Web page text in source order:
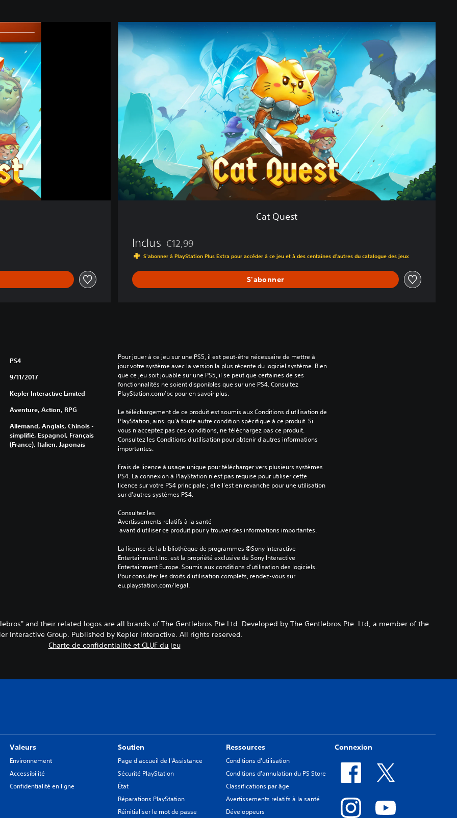
C
a
t
Cat Quest
Inclus Remise par rapport au prix d'origine de €12,99
€12,99
S'abonner à PlayStation Plus Extra pour accéder à ce jeu et à des centaines d'autres du catalogue des jeux
S'abonner
PS4
9/11/2017
Kepler Interactive Limited
Aventure, Action, RPG
Allemand, Anglais, Chinois -
simplifié, Espagnol, Français
(France), Italien, Japonais
Pour jouer à ce jeu sur une PS5, il est peut-être nécessaire de mettre à
jour votre système avec la version la plus récente du logiciel système. Bien
que ce jeu soit jouable sur une PS5, il se peut que certaines de ses
fonctionnalités ne soient disponibles que sur une PS4. Consultez
PlayStation.com/bc pour en savoir plus.
Le téléchargement de ce produit est soumis aux Conditions d'utilisation de
PlayStation, ainsi qu'à toute autre condition spécifique à ce produit. Si
vous n'acceptez pas ces conditions, ne téléchargez pas ce produit.
Consultez les Conditions d'utilisation pour obtenir d'autres informations
importantes.
Frais de licence à usage unique pour télécharger vers plusieurs systèmes
PS4. La connexion à PlayStation n'est pas requise pour utiliser cette
licence sur votre PS4 principale ; elle l'est en revanche pour une utilisation
sur d'autres systèmes PS4.
Consultez les
Avertissements relatifs à la santé
avant d'utiliser ce produit pour y trouver des informations importantes.
La licence de la bibliothèque de programmes ©Sony Interactive
Entertainment Inc. est la propriété exclusive de Sony Interactive
Entertainment Europe. Soumis aux conditions d’utilisation des logiciels.
Pour consulter les droits d’utilisation complets, rendez-vous sur
eu.playstation.com/legal.
and their related logos are all brands of The Gentlebros Pte Ltd. Developed by The Gentlebros Pte. Ltd, a member of the
Interactive Group. Published by Kepler Interactive. All rights reserved.
Charte de confidentialité et CLUF du jeu
Valeurs
Environnement
Accessibilité
Confidentialité en ligne
Soutien
Page d'accueil de l'Assistance
Sécurité PlayStation
État
Réparations PlayStation
Réinitialiser le mot de passe
Ressources
Conditions d'utilisation
Conditions d'annulation du PS Store
Classifications par âge
Avertissements relatifs à la santé
Développeurs
Connexion